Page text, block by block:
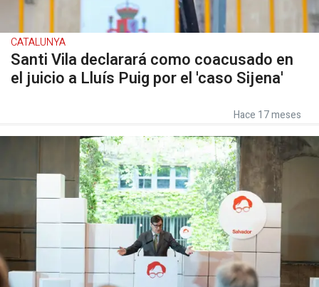
CATALUNYA
Santi Vila declarará como coacusado en
el juicio a Lluís Puig por el 'caso Sijena'
Hace 17 meses